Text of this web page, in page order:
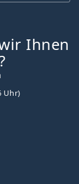
Ihnen
Uhr)